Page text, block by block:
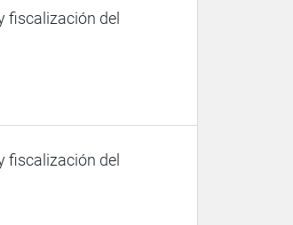
fiscalización del
fiscalización del